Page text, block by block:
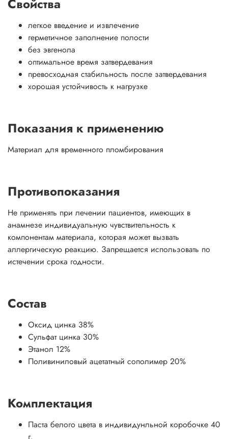
Свойства
легкое введение и извлечение
герметичное заполнение полости
без эвгенола
оптимальное время затвердевания
превосходная стабильность после затвердевания
хорошая устойчивость к нагрузке
Показания к применению
Материал для временного пломбирования
Противопоказания
Не применять при лечении пациентов, имеющих в
анамнезе индивидуальную чувствительность к
компонентам материала, которая может вызвать
аллергическую реакцию. Запрещается использовать по
истечении срока годности.
Состав
Оксид цинка 38%
Сульфат цинка 30%
Этанол 12%
Поливиниловый ацетатный сополимер 20%
Комплектация
Паста белого цвета в индивидунльной коробочке 40